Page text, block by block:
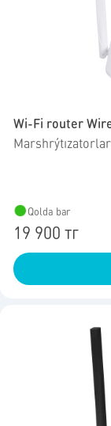
Wi-Fi router
Marshrýtızatorlar
Qolda bar
19 900 тг